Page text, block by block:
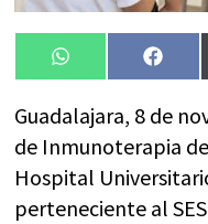
Compartir
en
WhatsApp
en
Guadalajara, 8 de
de Inmunoterapia
Hospital
perteneciente al